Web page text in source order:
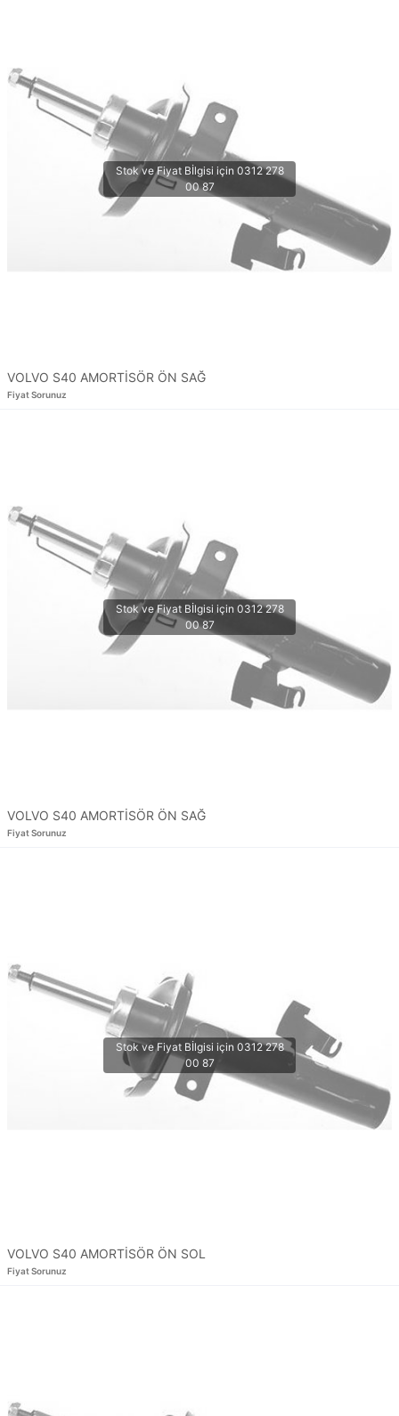
VOLVO S40 AMORTİSÖR ÖN SAĞ
Fiyat Sorunuz
VOLVO S40 AMORTİSÖR ÖN SAĞ
Fiyat Sorunuz
VOLVO S40 AMORTİSÖR ÖN SOL
Fiyat Sorunuz